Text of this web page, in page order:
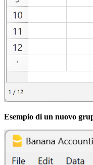
Esempio di un nuovo